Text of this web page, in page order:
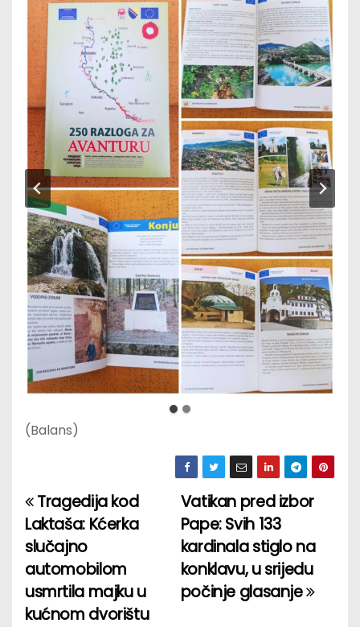
(Balans)
P
o
s
t
Vatikan pred izbor
Pape: Svih 133
kardinala stiglo na
konklavu, u srijedu
počinje glasanje
Tragedija kod
Laktaša: Kćerka
slučajno
automobilom
usmrtila majku u
kućnom dvorištu